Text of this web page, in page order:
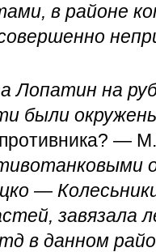
в районе
Лопатин на
были
противника? —
—
завязала
в данном